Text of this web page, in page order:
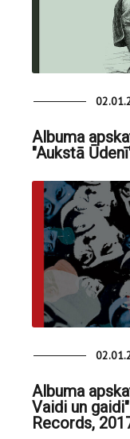
Albuma
"Aukstā
Albuma
Vaidi un
Records,